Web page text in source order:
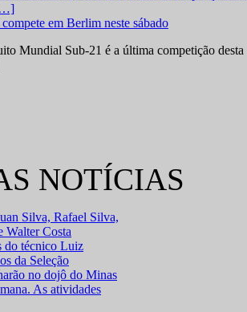
em Berlim neste sábado
Mundial Sub-21 é a última competição
NOTÍCIAS